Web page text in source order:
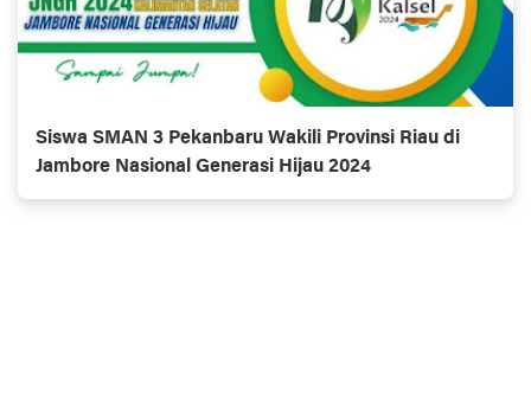
Siswa SMAN 3 Pekanbaru Wakili Provinsi Riau di
Jambore Nasional Generasi Hijau 2024